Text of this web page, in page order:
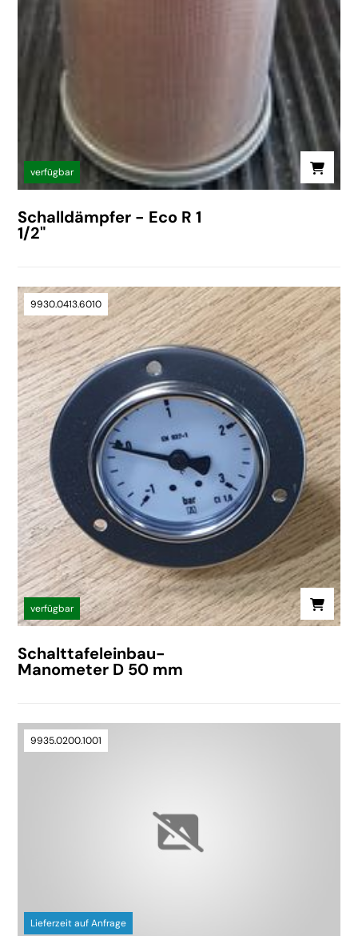
verfügbar
Schalldämpfer - Eco R 1
1/2"
9930.0413.6010
verfügbar
Schalttafeleinbau-
Manometer D 50 mm
9935.0200.1001
Lieferzeit auf Anfrage